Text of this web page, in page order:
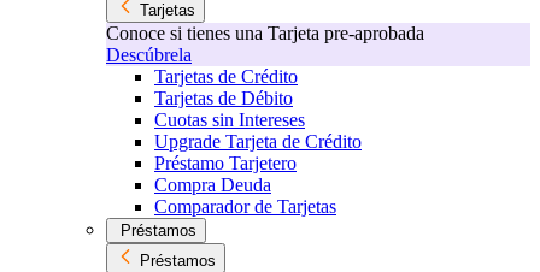
Tarjetas
Conoce si tienes una Tarjeta pre-aprobada
Descúbrela
Tarjetas de Crédito
Tarjetas de Débito
Cuotas sin Intereses
Upgrade Tarjeta de Crédito
Préstamo Tarjetero
Compra Deuda
Comparador de Tarjetas
Préstamos
Préstamos